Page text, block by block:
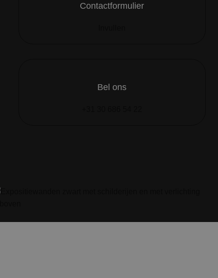
Contactformulier
Bel ons